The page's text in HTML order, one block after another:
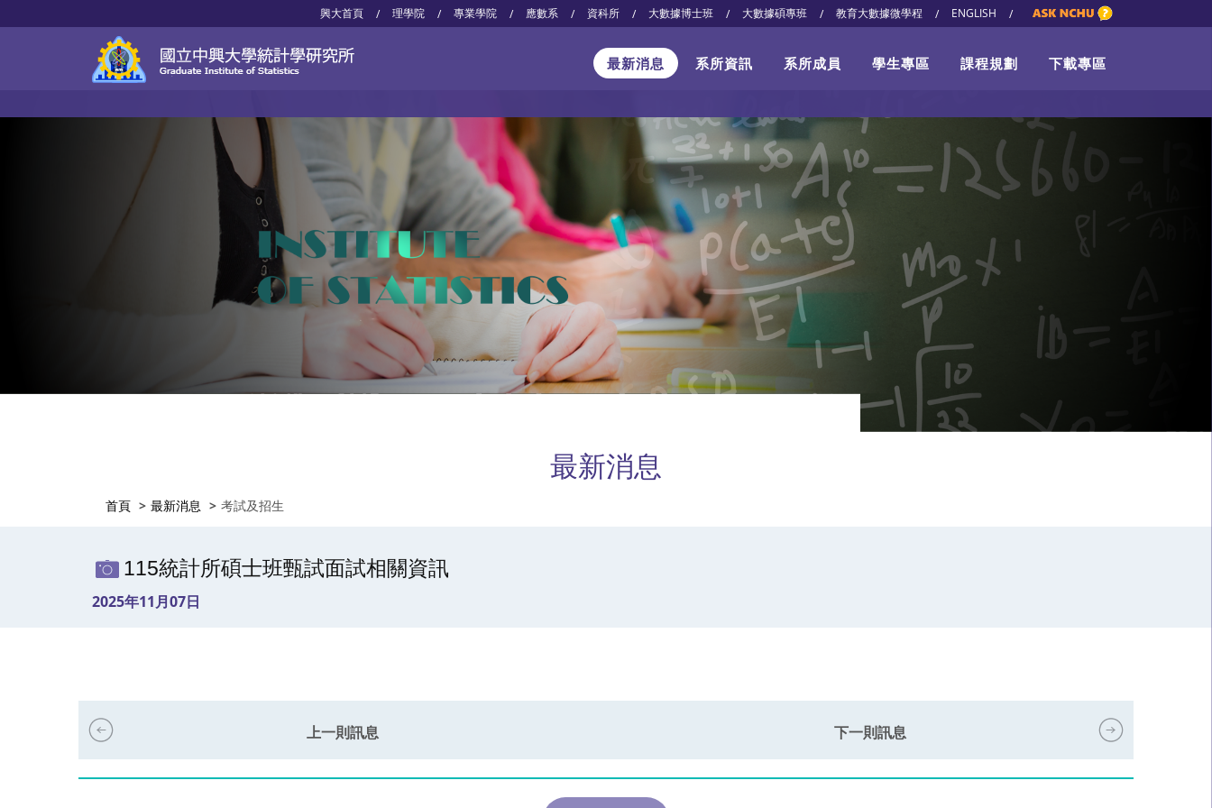
興大首頁 / 理學院 / 專業學院 / 應數系 / 資科所 / 大數據博士班 / 大數據碩專班 / 教育大數據微學程 / ENGLISH /
最新消息 系所資訊 系所成員 學生專區 課程規劃 下載專區
最新消息
首頁 最新消息 考試及招生
115統計所碩士班甄試面試相關資訊
2025年11月07日
上一則訊息 下一則訊息